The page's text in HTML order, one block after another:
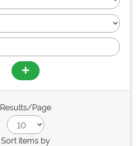
Results/Page
Sort items by